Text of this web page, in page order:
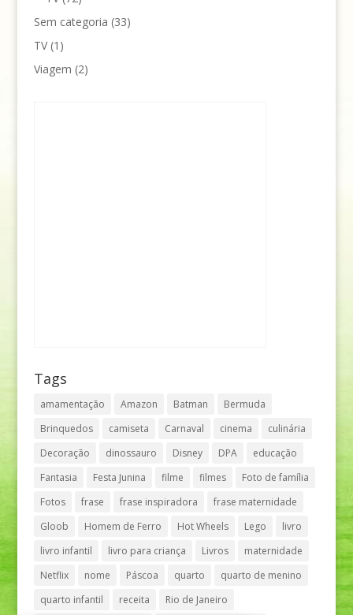
Sem categoria (33)
TV(1)
Viagem (2)
Tags
amamentação Amazon Batman
Bermuda
Brinquedos
camiseta Carnaval cinema
culinária
Decoração
dinossauro Disney DPA
educação
Fantasia
Festa Junina filme filmes
Foto de família
Fotos
frase frase inspiradora
frase maternidade
Gloob
Homem de Ferro Hot Wheels Lego
livro
livro infantil
livro para criança Livros
maternidade
Netflix
nome Páscoa quarto
quarto de menino
quarto infantil
receita Rio de Janeiro